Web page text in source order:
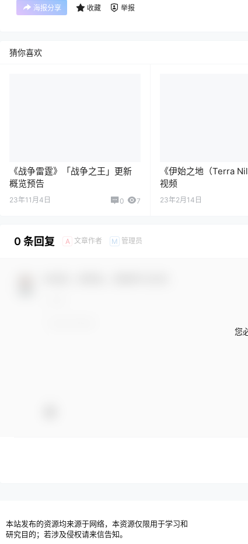
海报分享 收藏 举报
猜你喜欢
《战争雷霆》「战争之王」更新
概览预告
23年11月4日 0 7
《伊始之地（Terra
视频
23年2月14日
0 条回复 A 文章作者 M 管理员
您
本站发布的资源均来源于网络，本资源仅限用于学习和
研究目的；若涉及侵权请来信告知。